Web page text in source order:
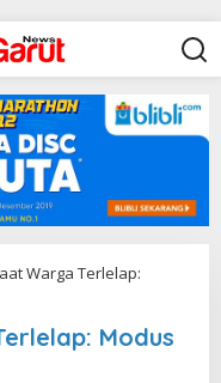
Warga Terlelap:
Modus